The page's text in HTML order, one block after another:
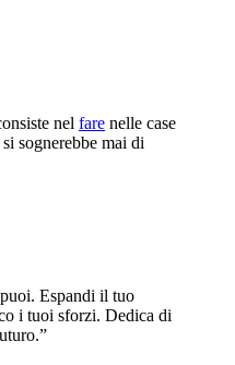
nel fare nelle case
sognerebbe mai di
Espandi il tuo
i tuoi sforzi. Dedica di